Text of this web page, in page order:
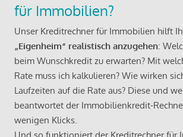
für Immobilien?
Unser Kreditrechner für Immobilien hilft
„Eigenheim“ realistisch anzugehen:
beim Wunschkredit zu erwarten? Mit
Rate muss ich kalkulieren? Wie wirken
Laufzeiten auf die Rate aus? Diese und
beantwortet der Immobilienkredit-
wenigen Klicks.
Und so funktioniert der Kreditrechner für